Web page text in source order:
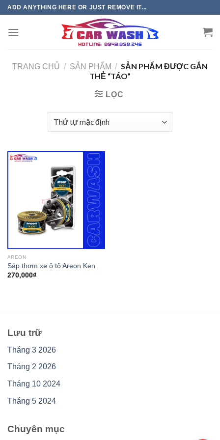
Chuyển
phần
ADD ANYTHING HERE OR JUST REMOVE IT...
TRANG CHỦ / SẢN PHẨM / SẢN PHẨM ĐƯỢC GẮN
THẺ “TÁO”
LỌC
AREON
Sáp thơm xe ô tô Areon Ken
270,000₫
Lưu trữ
Tháng 3 2026
Tháng 2 2026
Tháng 10 2024
Tháng 5 2024
Chuyên mục